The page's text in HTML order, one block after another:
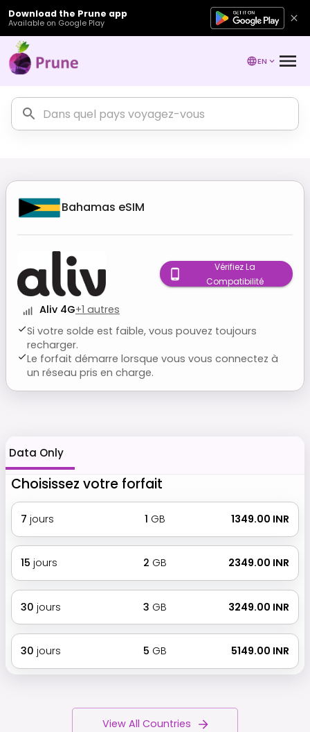
Download the Prune app
Available on Google Play
EN
Bahamas eSIM
Aliv 4G+1 autres
Si votre solde est faible, vous pouvez toujours
recharger.
Le forfait démarre lorsque vous vous connectez à
un réseau pris en charge.
Vérifiez La
Compatibilité
Data Only
Choisissez votre forfait
7 jours 1 GB ₹ 1349.00 INR
15 jours 2 GB ₹ 2349.00 INR
30 jours 3 GB ₹ 3249.00 INR
30 jours 5 GB ₹ 5149.00 INR
View All Countries